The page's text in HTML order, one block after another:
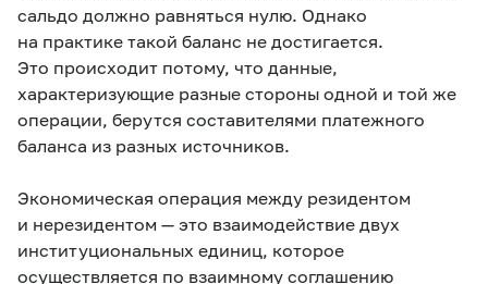
сальдо должно равняться нулю. Однако
на практике такой баланс не достигается.
Это происходит потому, что данные,
характеризующие разные стороны одной и той же
операции, берутся составителями платежного
баланса из разных источников.
Экономическая операция между резидентом
и нерезидентом — это взаимодействие двух
институциональных единиц, которое
осуществляется по взаимному соглашению